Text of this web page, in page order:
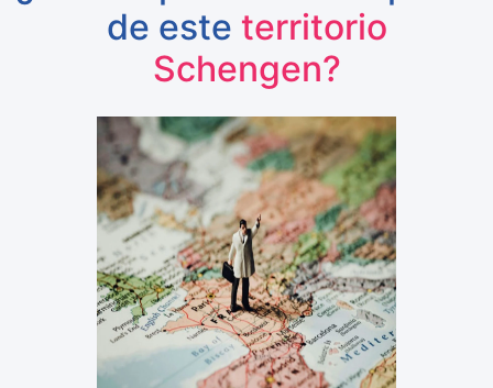
de este territorio
Schengen?